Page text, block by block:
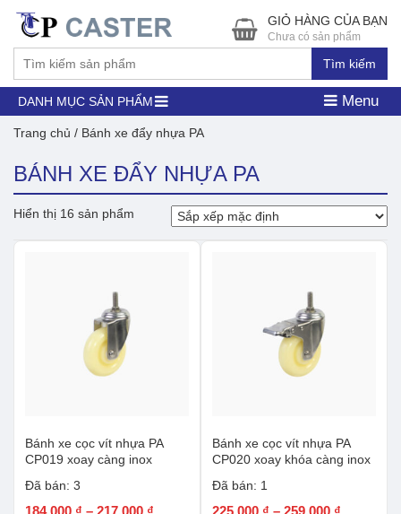
Tìm kiếm
GIỎ HÀNG CỦA BẠN
Chưa có sản phẩm
DANH MỤC SẢN PHẨM Menu
Trang chủ / Bánh xe đẩy nhựa PA
BÁNH XE ĐẨY NHỰA PA
Hiển thị 16 sản phẩm
Bánh xe cọc vít nhựa PA
CP019 xoay càng inox
Đã bán: 3
184.000 ₫ – 217.000 ₫
Bánh xe cọc vít nhựa PA
CP020 xoay khóa càng inox
Đã bán: 1
225.000 ₫ – 259.000 ₫